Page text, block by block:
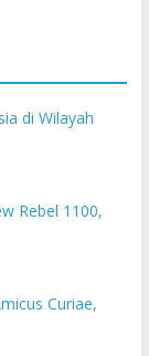
di Wilayah
Rebel 1100,
Curiae,